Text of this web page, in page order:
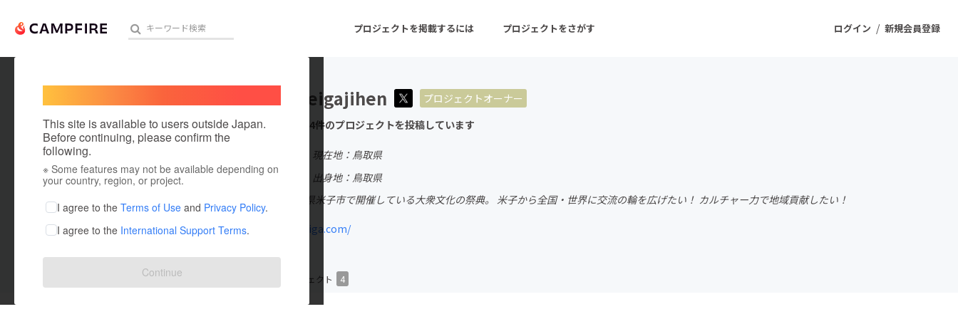
ログイン / 新規会員登録
プロジェクトを掲載するには プロジェクトをさがす
人気のプロジェクト 注目のリターン 注目の新着プロジェクト
アート・写真 音楽
テクノロジー・ガジェット
ゲーム・サービス開発 フード・飲食店
ファッション
映像・映画
書籍・雑誌出版
ビジネス・起業
まちづくり・地域活性化
This site is available to users outside Japan.
Before continuing, please confirm the
following.
※ Some features may not be available depending on
your country, region, or project.
I agree to the Terms of Use and Privacy Policy.
I agree to the International Support Terms.
Continue
yonagoeigajihen
プロジェクトオーナー
これまでに4件のプロジェクトを投稿しています
現在地：鳥取県
出身国：日本
出身地：鳥取県
毎年秋に鳥取県米子市で開催している大衆文化の祭典。 米子から全国・世界に交流の輪を広げたい！ カルチャー力で地域貢献したい！
yonago-eiga.com/
プロジェクト プロジェクト 4